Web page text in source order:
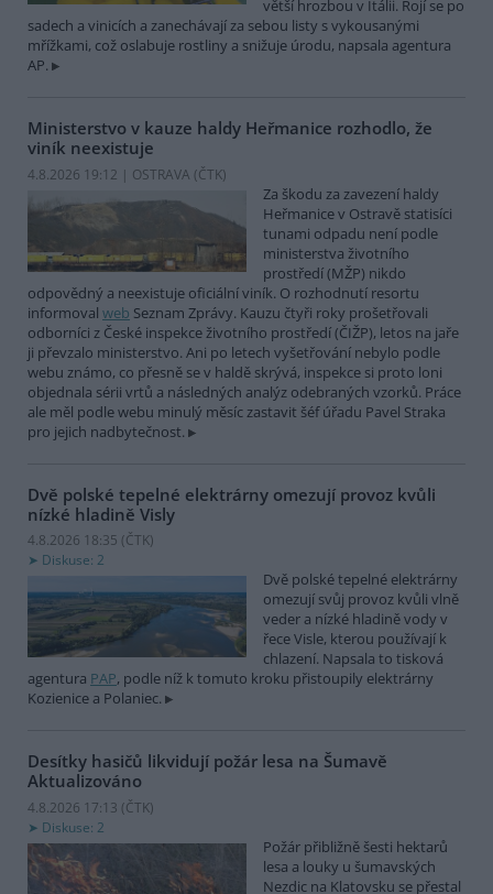
větší hrozbou v Itálii. Rojí se po
sadech a vinicích a zanechávají za sebou listy s vykousanými
mřížkami, což oslabuje rostliny a snižuje úrodu, napsala agentura
AP.
Ministerstvo v kauze haldy Heřmanice rozhodlo, že
viník neexistuje
4.8.2026 19:12 | OSTRAVA (ČTK)
Za škodu za zavezení haldy
Heřmanice v Ostravě statisíci
tunami odpadu není podle
ministerstva životního
prostředí (MŽP) nikdo
odpovědný a neexistuje oficiální viník. O rozhodnutí resortu
informoval web Seznam Zprávy. Kauzu čtyři roky prošetřovali
odborníci z České inspekce životního prostředí (ČIŽP), letos na jaře
ji převzalo ministerstvo. Ani po letech vyšetřování nebylo podle
webu známo, co přesně se v haldě skrývá, inspekce si proto loni
objednala sérii vrtů a následných analýz odebraných vzorků. Práce
ale měl podle webu minulý měsíc zastavit šéf úřadu Pavel Straka
pro jejich nadbytečnost.
Dvě polské tepelné elektrárny omezují provoz kvůli
nízké hladině Visly
4.8.2026 18:35 (ČTK)
Diskuse: 2
Dvě polské tepelné elektrárny
omezují svůj provoz kvůli vlně
veder a nízké hladině vody v
řece Visle, kterou používají k
chlazení. Napsala to tisková
agentura PAP, podle níž k tomuto kroku přistoupily elektrárny
Kozienice a Polaniec.
Desítky hasičů likvidují požár lesa na Šumavě
Aktualizováno
4.8.2026 17:13 (ČTK)
Diskuse: 2
Požár přibližně šesti hektarů
lesa a louky u šumavských
Nezdic na Klatovsku se přestal